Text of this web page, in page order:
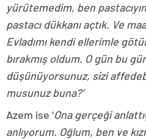
yürütemedim, ben
pastacı dükkanı açtık. Ve
Evladımı kendi ellerimle
bırakmış oldum. O gün bu
düşünüyorsunuz, sizi
musunuz buna?’
Azem ise ‘Ona gerçeği
anlıyorum. Oğlum, ben ve